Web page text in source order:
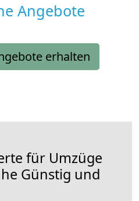
Angebote
erhalten
für Umzüge
Günstig und